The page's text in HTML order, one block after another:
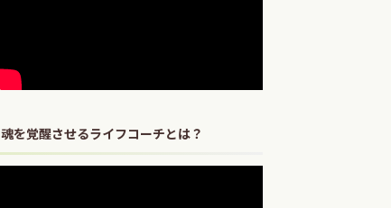
魂を覚醒させるライフコーチとは？